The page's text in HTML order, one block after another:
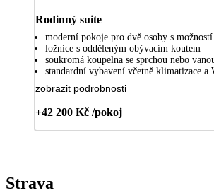
Rodinný suite
moderní pokoje pro dvě osoby s
ložnice s odděleným obývacím koutem
soukromá koupelna se sprchou nebo
standardní vybavení včetně klimatizace a
zobrazit podrobnosti
+42 200 Kč /pokoj
Strava